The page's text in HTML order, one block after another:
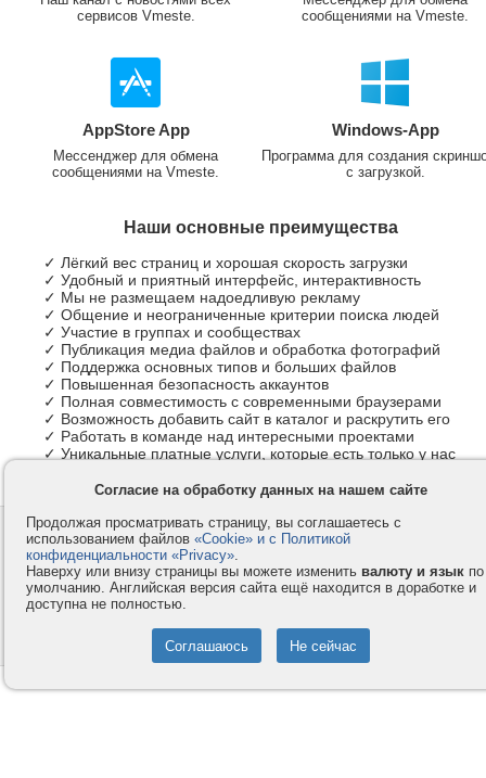
сервисов Vmeste.
сообщениями на Vmeste.
AppStore App
Мессенджер для обмена
сообщениями на Vmeste.
Windows-App
Программа для создания
с загрузкой.
Наши основные преимущества
✓ Лёгкий вес страниц и хорошая скорость загрузки
✓ Удобный и приятный интерфейс, интерактивность
✓ Мы не размещаем надоедливую рекламу
✓ Общение и неограниченные критерии поиска людей
✓ Участие в группах и сообществах
✓ Публикация медиа файлов и обработка фотографий
✓ Поддержка основных типов и больших файлов
✓ Повышенная безопасность аккаунтов
✓ Полная совместимость с современными браузерами
✓ Возможность добавить сайт в каталог и раскрутить его
✓ Работать в команде над интересными проектами
✓ Уникальные платные услуги, которые есть только у нас
Контакты
Компания
Privacy и Cookie
Услуги
Как оплатить
Помощь
© 2008-2026
- Все права защищены.
Согласие на обработку данных на нашем сайте
Продолжая просматривать страницу, вы соглашаетесь с
использованием файлов «Cookie» и с Политикой
конфиденциальности «Privacy».
Наверху или внизу страницы вы можете изменить валюту и язык по
умолчанию. Английская версия сайта ещё находится в доработке и
доступна не полностью.